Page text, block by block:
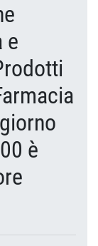
e
è